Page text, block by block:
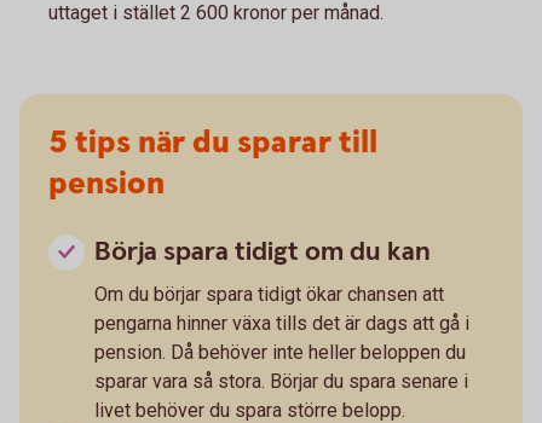
uttaget i stället 2 600 kronor per månad.
5 tips när du sparar till
pension
Börja spara tidigt om du kan
Om du börjar spara tidigt ökar chansen att
pengarna hinner växa tills det är dags att gå i
pension. Då behöver inte heller beloppen du
sparar vara så stora. Börjar du spara senare i
livet behöver du spara större belopp.